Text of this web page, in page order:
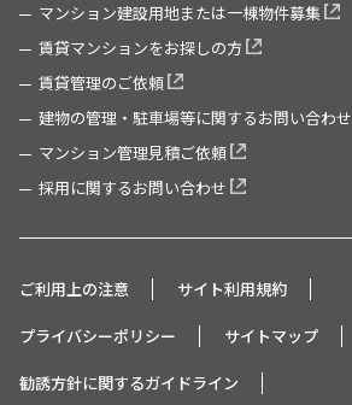
マンション建設用地または一棟物件募集
賃貸マンションをお探しの方
賃貸管理のご依頼
建物の管理・駐車場等に関するお問い合わせ
マンション管理見積ご依頼
採用に関するお問い合わせ
ご利用上の注意 サイト利用規約
プライバシーポリシー サイトマップ
勧誘方針に関するガイドライン